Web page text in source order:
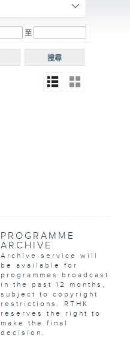
電台
普通
至
搜尋
PROGRAMME
ARCHIVE
Archive service will
be available for
programmes broadcast
in the past 12 months,
subject to copyright
restrictions. RTHK
reserves the right to
make the final
decision.